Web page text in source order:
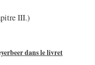
III.)
dans le livret